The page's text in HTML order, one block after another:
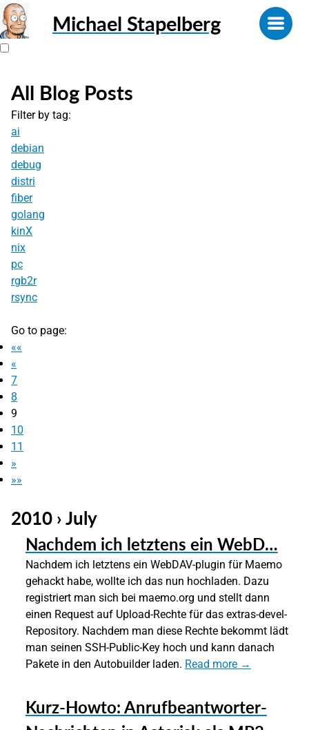
Michael Stapelberg
All Blog Posts
Filter by tag:
ai
debian
debug
distri
fiber
golang
kinX
nix
pc
rgb2r
rsync
Go to page:
««
«
7
8
9
10
11
»
»»
2010 › July
Nachdem ich letztens ein WebD…
Nachdem ich letztens ein WebDAV-plugin für Maemo
gehackt habe, wollte ich das nun hochladen. Dazu
registriert man sich bei maemo.org und stellt dann
einen Request auf Upload-Rechte für das extras-devel-
Repository. Nachdem man diese Rechte bekommt lädt
man seinen SSH-Public-Key hoch und kann danach
Pakete in den Autobuilder laden. Read more →
Kurz-Howto: Anrufbeantworter-